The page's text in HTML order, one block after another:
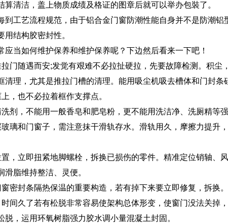
清洁，盖上物质成绩及格证的图章后就可以举办包裝了。
到工艺流程规范，由于铝合金门窗防潮性能自身并不是防潮铝
结构胶密封性。
当如何维护保养和维护保养呢？下边然后看来一下吧！
门随遇而安;发觉有艰难不必拉扯硬拉，先要故障检测。积尘
清理，尤其是推拉门槽的清理。能用吸尘机吸去槽体和门封条
，也不必拉着框作支撑点。
剂，不能用一般香皂和肥皂粉，更不能用洗洁净、洗厕精等强
璃和门窗子，需注意抹干滑轨存水。滑轨用久，摩擦力提升
，立即扭紧地脚螺栓，拆换已损伤的零件。精准定位销轴、
脂维持整洁、灵便。
密封条隔热保温的重要构造，若有掉下来要立即修复，拆换。
间久了若有松脱非常容易使架构总体形变，使窗门没法关掉
，运用环氧树脂强力胶水调小量混凝土封固。